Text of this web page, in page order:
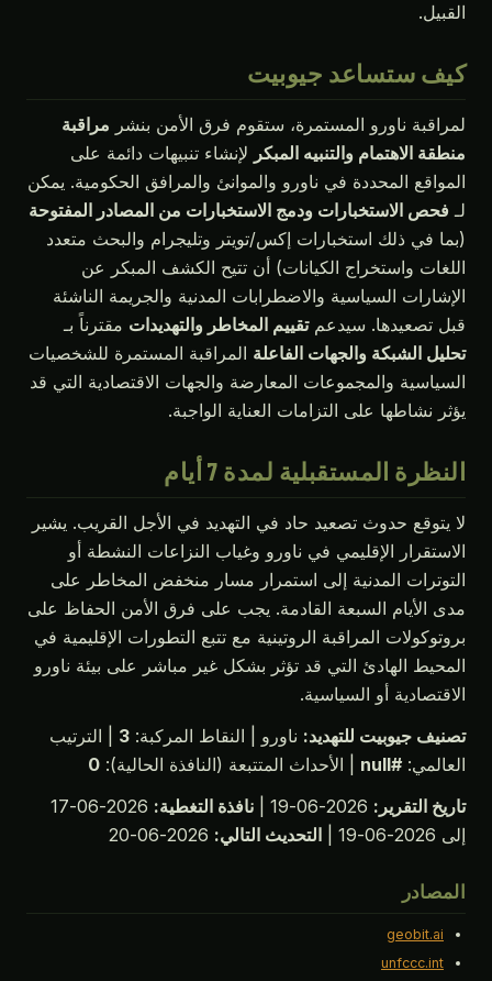
القبيل.
كيف ستساعد جيوبيت
لمراقبة ناورو المستمرة، ستقوم فرق الأمن بنشر مراقبة
منطقة الاهتمام والتنبيه المبكر لإنشاء تنبيهات دائمة على
المواقع المحددة في ناورو والموانئ والمرافق الحكومية. يمكن
لـ فحص الاستخبارات ودمج الاستخبارات من المصادر المفتوحة
(بما في ذلك استخبارات إكس/تويتر وتليجرام والبحث متعدد
اللغات واستخراج الكيانات) أن تتيح الكشف المبكر عن
الإشارات السياسية والاضطرابات المدنية والجريمة الناشئة
قبل تصعيدها. سيدعمتقييم المخاطر والتهديدات مقترناً بـ
تحليل الشبكة والجهات الفاعلة المراقبة المستمرة للشخصيات
السياسية والمجموعات المعارضة والجهات الاقتصادية التي قد
يؤثر نشاطها على التزامات العناية الواجبة.
النظرة المستقبلية لمدة 7 أيام
لا يتوقع حدوث تصعيد حاد في التهديد في الأجل القريب. يشير
الاستقرار الإقليمي في ناورو وغياب النزاعات النشطة أو
التوترات المدنية إلى استمرار مسار منخفض المخاطر على
مدى الأيام السبعة القادمة. يجب على فرق الأمن الحفاظ على
بروتوكولات المراقبة الروتينية مع تتبع التطورات الإقليمية في
المحيط الهادئ التي قد تؤثر بشكل غير مباشر على بيئة ناورو
الاقتصادية أو السياسية.
تصنيف جيوبيت للتهديد: ناورو | النقاط المركبة: 3 | الترتيب
العالمي:#null | الأحداث المتتبعة (النافذة الحالية): 0
تاريخ التقرير:
نافذة التغطية:
2026-06-17
إلى 2026-06-19 |
التحديث التالي:
المصادر
geobit.ai
unfccc.int